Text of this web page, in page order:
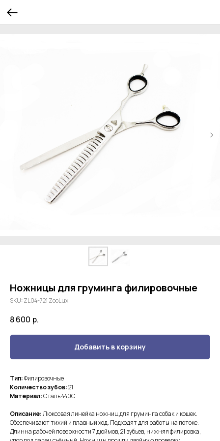
Ножницы для груминга филировочные
SKU: ZL04-721 ZooLux
8 600 р.
Добавить в корзину
Тип:Филировочные
Количество зубов:21
Материал:Сталь 440С
Описание:Люксовая линейка ножниц для груминга собак и кошек.
Обеспечивают тихий и плавный ход. Подходят для работы на потоке.
Длинна рабочей поверхности 7 дюймов, 21 зубьев, нижняя филировка,